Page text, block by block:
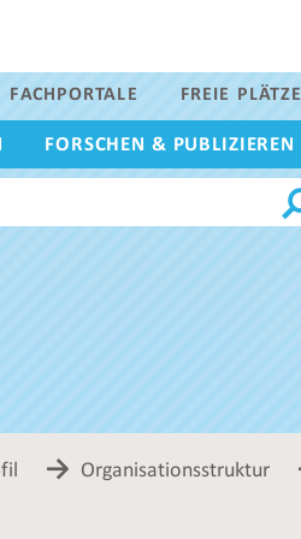
FACHPORTALE FREIE PLÄTZE
FORSCHEN & PUBLIZIEREN
Organisationsstruktur